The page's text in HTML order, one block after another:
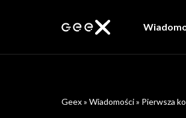
Geex» Wiadomości» Pierwsza